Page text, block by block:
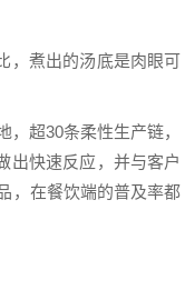
，煮出的汤底是肉眼可
超30条柔性生产链，
出快速反应，并与客户
，在餐饮端的普及率都